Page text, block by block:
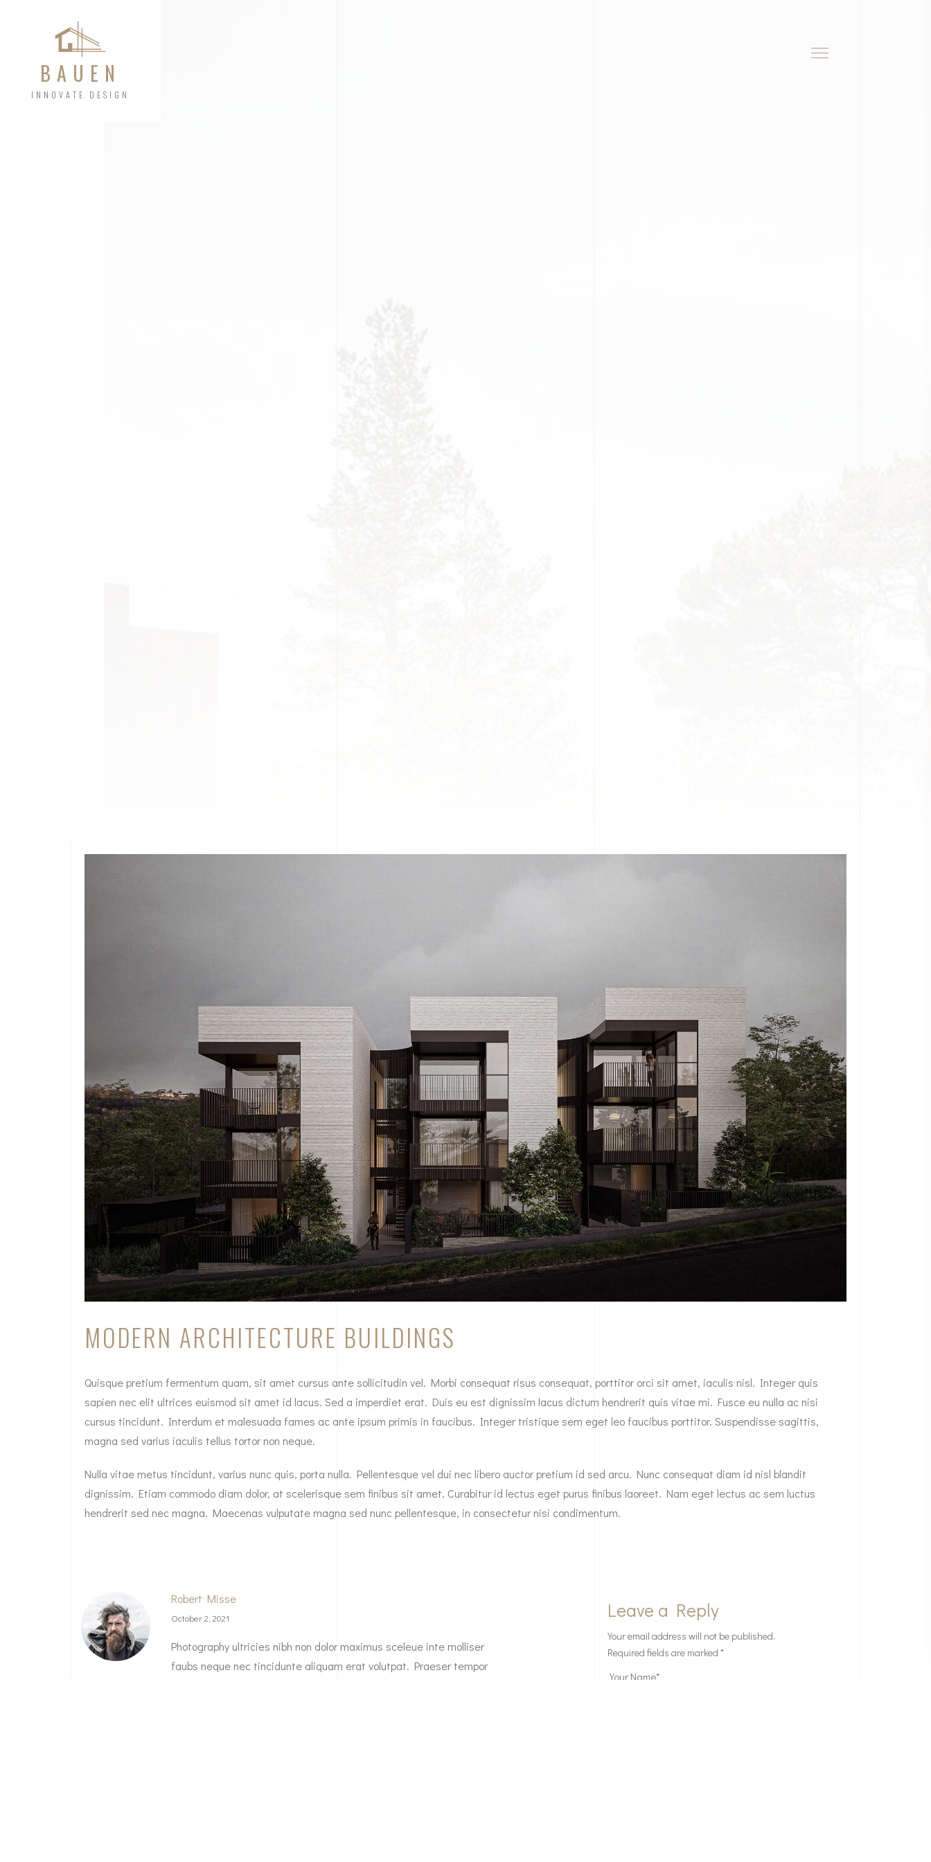
BAUEN
INNOVATE DESIGN
MODERN ARCHITECTURE BUILDINGS
Quisque pretium fermentum quam, sit amet cursus ante sollicitudin vel. Morbi consequat risus consequat, porttitor orci sit amet, iaculis nisl. Integer quis
sapien nec elit ultrices euismod sit amet id lacus. Sed a imperdiet erat. Duis eu est dignissim lacus dictum hendrerit quis vitae mi. Fusce eu nulla ac nisi
cursus tincidunt. Interdum et malesuada fames ac ante ipsum primis in faucibus. Integer tristique sem eget leo faucibus porttitor. Suspendisse sagittis,
magna sed varius iaculis tellus tortor non neque.
Nulla vitae metus tincidunt, varius nunc quis, porta nulla. Pellentesque vel dui nec libero auctor pretium id sed arcu. Nunc consequat diam id nisl blandit
dignissim. Etiam commodo diam dolor, at scelerisque sem finibus sit amet. Curabitur id lectus eget purus finibus laoreet. Nam eget lectus ac sem luctus
hendrerit sed nec magna. Maecenas vulputate magna sed nunc pellentesque, in consectetur nisi condimentum.
Robert Misse
October 2, 2021
Photography ultricies nibh non dolor maximus sceleue inte molliser
faubs neque nec tincidunte aliquam erat volutpat. Praeser tempor
Leave a Reply
Your email address will not be published.
Required fields are marked *